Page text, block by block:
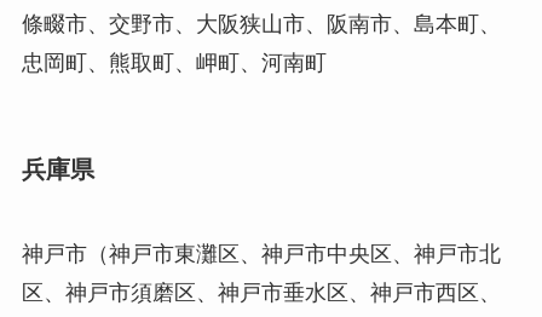
條畷市、交野市、大阪狭山市、阪南市、島本町、
忠岡町、熊取町、岬町、河南町
兵庫県
神戸市（神戸市東灘区、神戸市中央区、神戸市北
区、神戸市須磨区、神戸市垂水区、神戸市西区、